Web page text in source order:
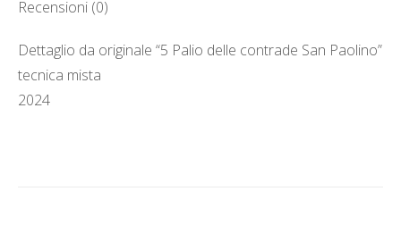
Recensioni (0)
Dettaglio da originale “5 Palio delle contrade San Paolino”
tecnica mista
2024